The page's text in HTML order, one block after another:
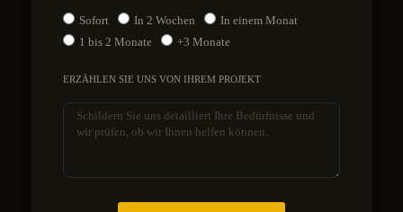
Sofort In 2 Wochen
In einem Monat
1 bis 2 Monate
+3 Monate
ERZÄHLEN SIE UNS VON IHREM PROJEKT